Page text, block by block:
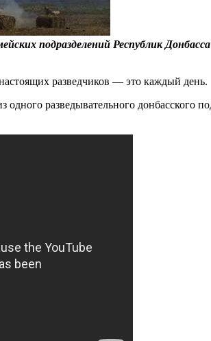
подразделений Республик
разведчиков — это каждый день.
разведывательного